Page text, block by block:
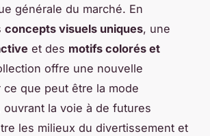
générale du marché. En
concepts visuels uniques, une
et des motifs colorés et
offre une nouvelle
que peut être la mode
la voie à de futures
les milieux du divertissement et